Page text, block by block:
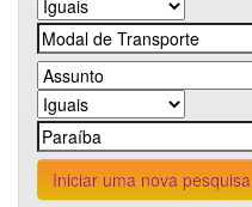
Iniciar uma nova pesquisa